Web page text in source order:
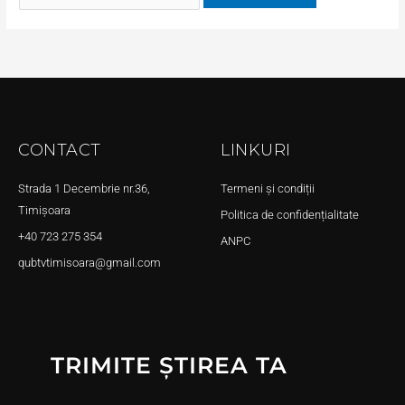
CONTACT
Strada 1 Decembrie nr.36,
Timișoara
+40 723 275 354
qubtvtimisoara@gmail.com
LINKURI
Termeni și condiții
Politica de confidențialitate
ANPC
TRIMITE ȘTIREA TA